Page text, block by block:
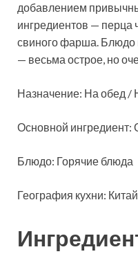
добавлением
ингредиентов — перца
свиного фарша. Блюдо
— весьма острое, но
Назначение: На обед /
Основной
Блюдо: Горячие блюда
География кухни: